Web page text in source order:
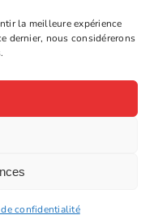
la meilleure expérience
dernier, nous considérerons
confidentialité